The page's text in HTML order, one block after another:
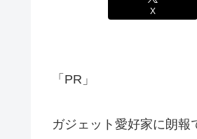
X
「PR」
ガジェット愛好家に朗報